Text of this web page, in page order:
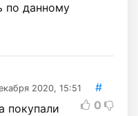
по данному
2020, 15:51
#
0
покупали